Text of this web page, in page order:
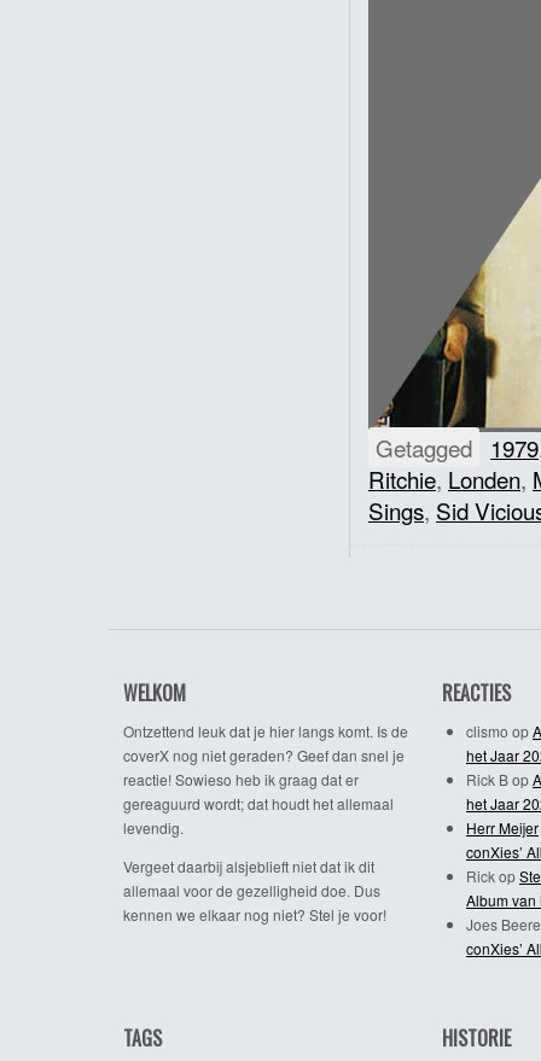
Getagged 1979
Ritchie, Londen,
Sings, Sid
WELKOM
Ontzettend leuk dat je hier langs komt. Is de
coverX nog niet geraden? Geef dan snel je
reactie! Sowieso heb ik graag dat er
gereaguurd wordt; dat houdt het allemaal
levendig.
Vergeet daarbij alsjeblieft niet dat ik dit
allemaal voor de gezelligheid doe. Dus
kennen we elkaar nog niet? Stel je voor!
REACTIES
clismo op
het Jaar
Rick Bop
het Jaar
Herr Meijer
conXies’
Rickop
Album van
Joes
conXies’
TAGS HISTORIE